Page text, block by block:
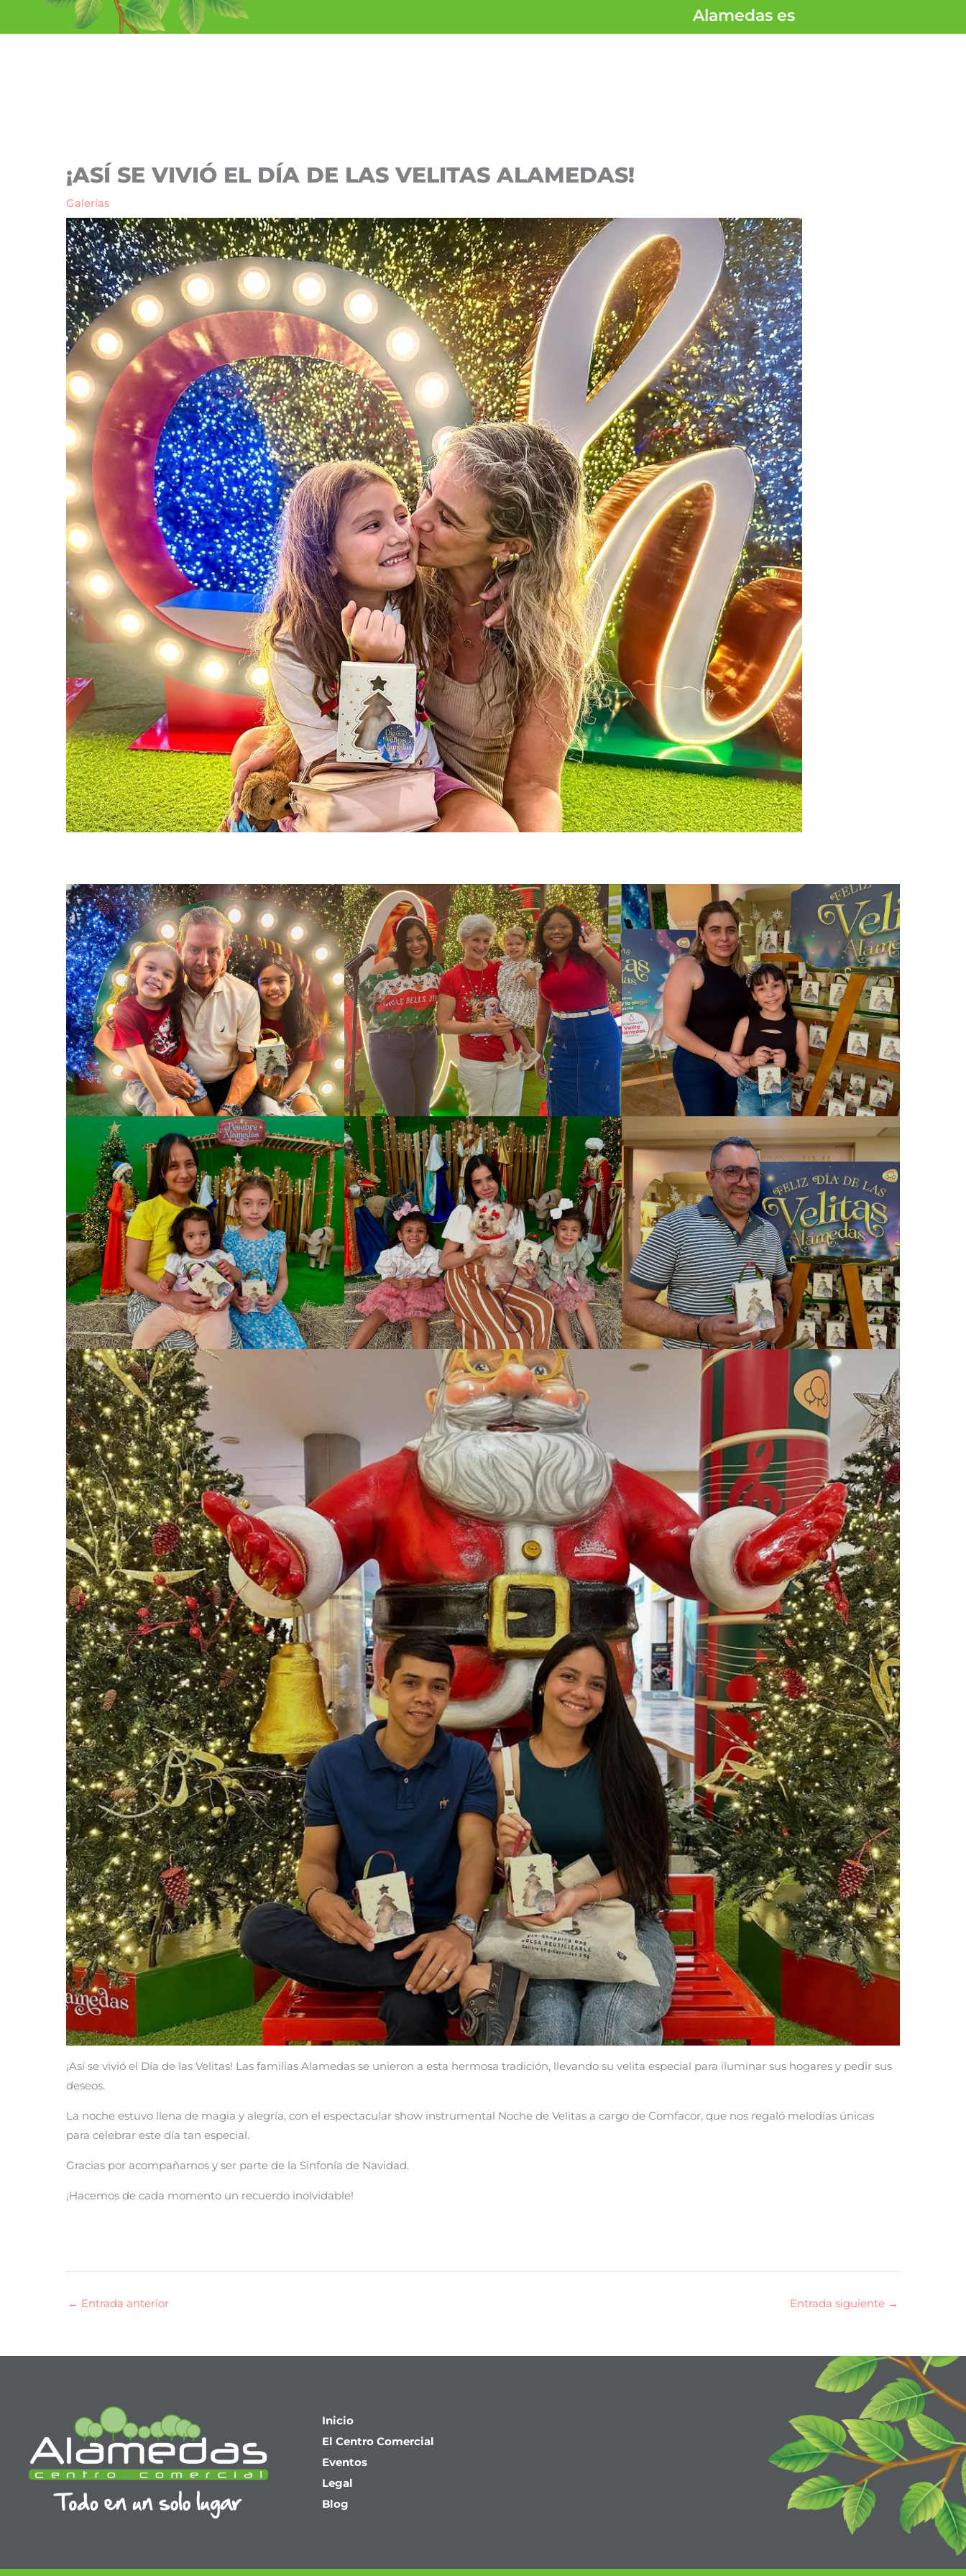
Alamedas es
¡ASÍ SE VIVIÓ EL DÍA DE LAS VELITAS ALAMEDAS!
Galerías
¡Así se vivió el Día de las Velitas! Las familias Alamedas se unieron a esta hermosa tradición, llevando su velita especial para iluminar sus hogares y pedir sus
deseos.
La noche estuvo llena de magia y alegría, con el espectacular show instrumental Noche de Velitas a cargo de Comfacor, que nos regaló melodías únicas
para celebrar este día tan especial.
Gracias por acompañarnos y ser parte de la Sinfonía de Navidad.
¡Hacemos de cada momento un recuerdo inolvidable!
← Entrada anterior Entrada siguiente →
Inicio
El Centro Comercial
Eventos
Legal
Blog